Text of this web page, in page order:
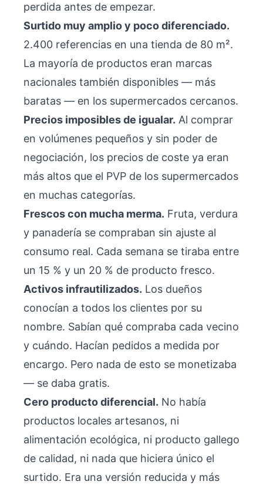
perdida antes de empezar.
Surtido muy amplio y poco diferenciado.
2.400 referencias en una tienda de 80 m².
La mayoría de productos eran marcas
nacionales también disponibles — más
baratas — en los supermercados cercanos.
Precios imposibles de igualar. Al comprar
en volúmenes pequeños y sin poder de
negociación, los precios de coste ya eran
más altos que el PVP de los supermercados
en muchas categorías.
Frescos con mucha merma. Fruta, verdura
y panadería se compraban sin ajuste al
consumo real. Cada semana se tiraba entre
un 15 % y un 20 % de producto fresco.
Activos infrautilizados. Los dueños
conocían a todos los clientes por su
nombre. Sabían qué compraba cada vecino
y cuándo. Hacían pedidos a medida por
encargo. Pero nada de esto se monetizaba
— se daba gratis.
Cero producto diferencial. No había
productos locales artesanos, ni
alimentación ecológica, ni producto gallego
de calidad, ni nada que hiciera único el
surtido. Era una versión reducida y más